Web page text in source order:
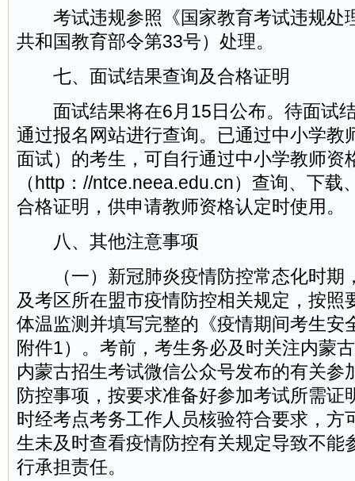
考试违规参照《国家教育考试违规处
共和国教育部令第33号）处理。
七、面试结果查询及合格证明
面试结果将在6月15日公布。待面试
通过报名网站进行查询。已通过中小学教
面试）的考生，可自行通过中小学教师资
（http：//ntce.neea.edu.cn）查询、下载
合格证明，供申请教师资格认定时使用。
八、其他注意事项
（一）新冠肺炎疫情防控常态化时期
及考区所在盟市疫情防控相关规定，按照
体温监测并填写完整的《疫情期间考生安
附件1）。考前，考生务必及时关注内蒙
内蒙古招生考试微信公众号发布的有关参
防控事项，按要求准备好参加考试所需证
时经考点考务工作人员核验符合要求，方
生未及时查看疫情防控有关规定导致不能
行承担责任。